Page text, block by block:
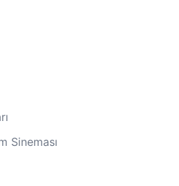
Sineması